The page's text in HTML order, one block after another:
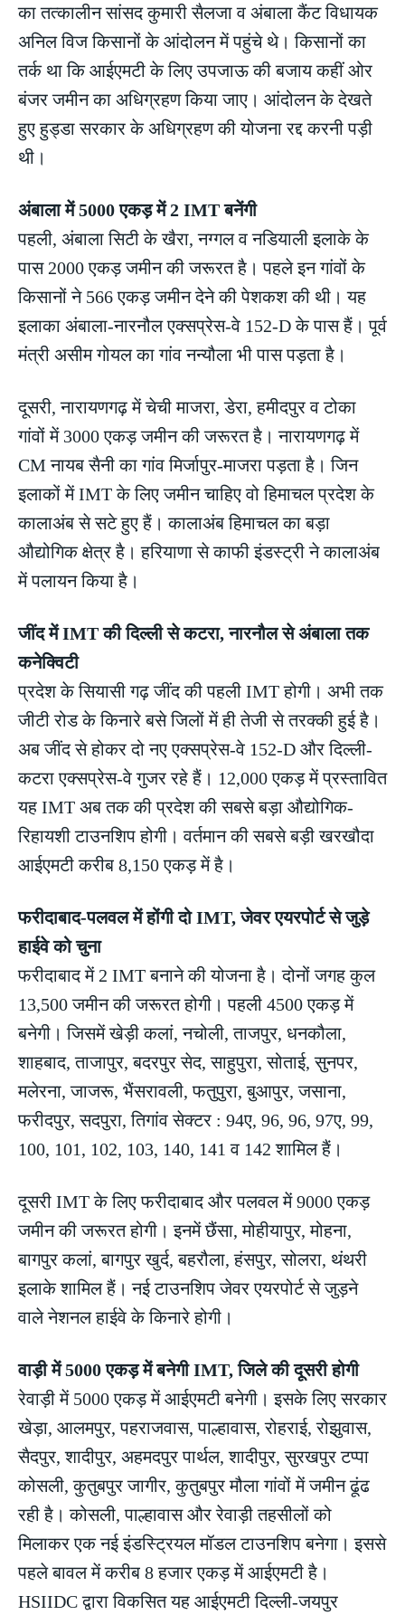
का तत्कालीन सांसद कुमारी सैलजा व अंबाला कैंट विधायक
अनिल विज किसानों के आंदोलन में पहुंचे थे। किसानों का
तर्क था कि आईएमटी के लिए उपजाऊ की बजाय कहीं ओर
बंजर जमीन का अधिग्रहण किया जाए। आंदोलन के देखते
हुए हुड्डा सरकार के अधिग्रहण की योजना रद्द करनी पड़ी
थी।
अंबाला में 5000 एकड़ में 2 IMT बनेंगी
पहली, अंबाला सिटी के खैरा, नग्गल व नडियाली इलाके के
पास 2000 एकड़ जमीन की जरूरत है। पहले इन गांवों के
किसानों ने 566 एकड़ जमीन देने की पेशकश की थी। यह
इलाका अंबाला-नारनौल एक्सप्रेस-वे 152-D के पास हैं। पूर्व
मंत्री असीम गोयल का गांव नन्यौला भी पास पड़ता है।
दूसरी, नारायणगढ़ में चेची माजरा, डेरा, हमीदपुर व टोका
गांवों में 3000 एकड़ जमीन की जरूरत है। नारायणगढ़ में
CM नायब सैनी का गांव मिर्जापुर-माजरा पड़ता है। जिन
इलाकों में IMT के लिए जमीन चाहिए वो हिमाचल प्रदेश के
कालाअंब से सटे हुए हैं। कालाअंब हिमाचल का बड़ा
औद्योगिक क्षेत्र है। हरियाणा से काफी इंडस्ट्री ने कालाअंब
में पलायन किया है।
जींद में IMT की दिल्ली से कटरा, नारनौल से अंबाला तक
कनेक्विटी
प्रदेश के सियासी गढ़ जींद की पहली IMT होगी। अभी तक
जीटी रोड के किनारे बसे जिलों में ही तेजी से तरक्की हुई है।
अब जींद से होकर दो नए एक्सप्रेस-वे 152-D और दिल्ली-
कटरा एक्सप्रेस-वे गुजर रहे हैं। 12,000 एकड़ में प्रस्तावित
यह IMT अब तक की प्रदेश की सबसे बड़ा औद्योगिक-
रिहायशी टाउनशिप होगी। वर्तमान की सबसे बड़ी खरखौदा
आईएमटी करीब 8,150 एकड़ में है।
फरीदाबाद-पलवल में होंगी दो IMT, जेवर एयरपोर्ट से जुड़े
हाईवे को चुना
फरीदाबाद में 2 IMT बनाने की योजना है। दोनों जगह कुल
13,500 जमीन की जरूरत होगी। पहली 4500 एकड़ में
बनेगी। जिसमें खेड़ी कलां, नचोली, ताजपुर, धनकौला,
शाहबाद, ताजापुर, बदरपुर सेद, साहुपुरा, सोताई, सुनपर,
मलेरना, जाजरू, भैंसरावली, फतुपुरा, बुआपुर, जसाना,
फरीदपुर, सदपुरा, तिगांव सेक्टर : 94ए, 96, 96, 97ए, 99,
100, 101, 102, 103, 140, 141 व 142 शामिल हैं।
दूसरी IMT के लिए फरीदाबाद और पलवल में 9000 एकड़
जमीन की जरूरत होगी। इनमें छैंसा, मोहीयापुर, मोहना,
बागपुर कलां, बागपुर खुर्द, बहरौला, हंसपुर, सोलरा, थंथरी
इलाके शामिल हैं। नई टाउनशिप जेवर एयरपोर्ट से जुड़ने
वाले नेशनल हाईवे के किनारे होगी।
वाड़ी में 5000 एकड़ में बनेगी IMT, जिले की दूसरी होगी
रेवाड़ी में 5000 एकड़ में आईएमटी बनेगी। इसके लिए सरकार
खेड़ा, आलमपुर, पहराजवास, पाल्हावास, रोहराई, रोझुवास,
सैदपुर, शादीपुर, अहमदपुर पार्थल, शादीपुर, सुरखपुर टप्पा
कोसली, कुतुबपुर जागीर, कुतुबपुर मौला गांवों में जमीन ढूंढ
रही है। कोसली, पाल्हावास और रेवाड़ी तहसीलों को
मिलाकर एक नई इंडस्ट्रियल मॉडल टाउनशिप बनेगा। इससे
पहले बावल में करीब 8 हजार एकड़ में आईएमटी है।
HSIIDC द्वारा विकसित यह आईएमटी दिल्ली-जयपुर